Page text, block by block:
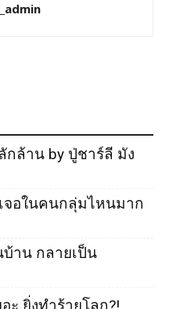
ล้าน by ปู่ชาร์ลี มัง
จอในคนกลุ่มไหนมาก
าน กลายเป็น